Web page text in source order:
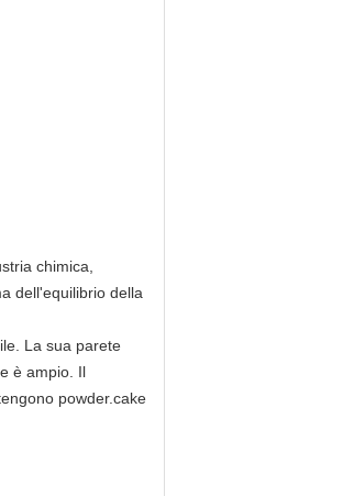
chimica,
dell'equilibrio della
La sua parete
è ampio. Il
powder.cake